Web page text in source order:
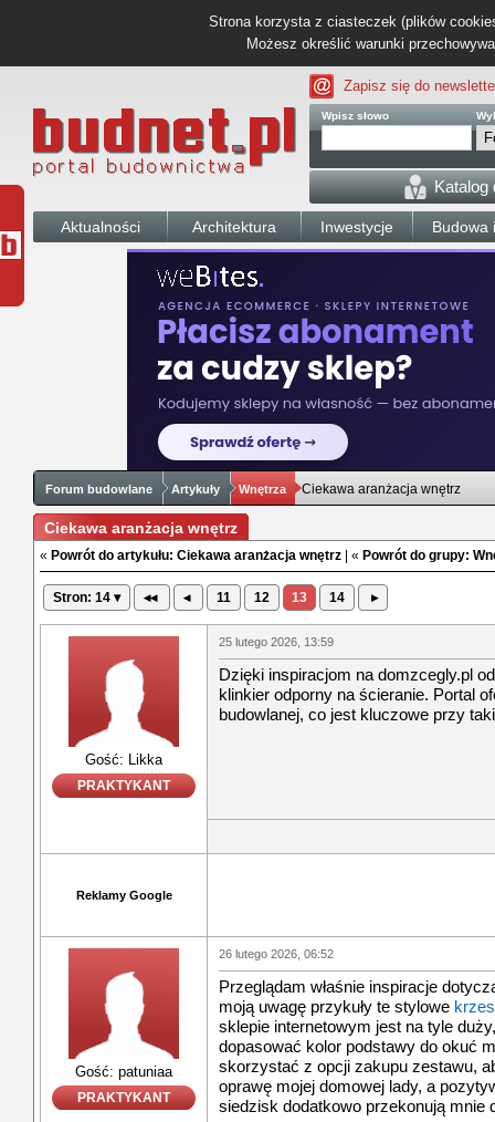
Strona korzysta z ciasteczek (plików
Możesz określić warunki
Zapisz się do
Wpisz słowo
Katalog
Aktualności Architektura Inwestycje Budowa
Forum budowlane Artykuły Wnętrza Ciekawa aranżacja wnętrz
Ciekawa aranżacja wnętrz
« Powrót do artykułu: Ciekawa aranżacja wnętrz | « Powrót do grupy:
Stron: 14 ▾ ◂◂ ◂ 11 12 13 14 ▸
Gość: Likka
PRAKTYKANT
25 lutego 2026, 13:59
Dzięki inspiracjom na domzcegly.pl
klinkier odporny na ścieranie. Portal
budowlanej, co jest kluczowe przy
Reklamy Google
Gość: patuniaa
PRAKTYKANT
26 lutego 2026, 06:52
Przeglądam właśnie inspiracje
moją uwagę przykuły te stylowe
sklepie internetowym jest na tyle
dopasować kolor podstawy do okuć
skorzystać z opcji zakupu zestawu,
oprawę mojej domowej lady, a
siedzisk dodatkowo przekonują mnie